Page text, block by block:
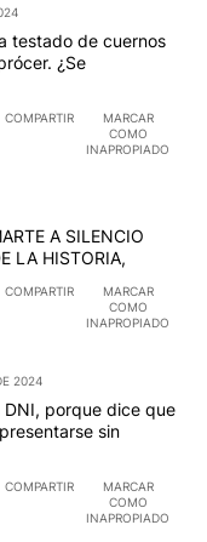
testado de cuernos
¿Se
COMPARTIR
MARCAR
COMO
INAPROPIADO
A SILENCIO
LA HISTORIA,
COMPARTIR
MARCAR
COMO
INAPROPIADO
2024
porque dice que
sin
COMPARTIR
MARCAR
COMO
INAPROPIADO